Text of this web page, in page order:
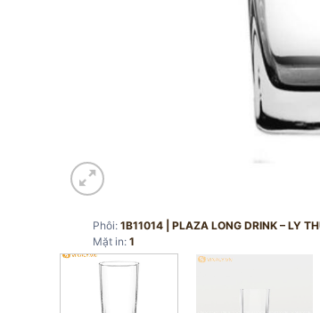
Phôi: 1B11014 | PLAZA LONG DRINK – LY
Mặt in: 1